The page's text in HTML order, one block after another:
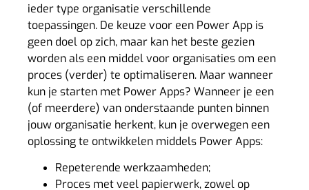
ieder type organisatie verschillende
toepassingen. De keuze voor een Power App is
geen doel op zich, maar kan het beste gezien
worden als een middel voor organisaties om een
proces (verder) te optimaliseren. Maar wanneer
kun je starten met Power Apps? Wanneer je een
(of meerdere) van onderstaande punten binnen
jouw organisatie herkent, kun je overwegen een
oplossing te ontwikkelen middels Power Apps:
Repeterende werkzaamheden;
Proces met veel papierwerk, zowel op